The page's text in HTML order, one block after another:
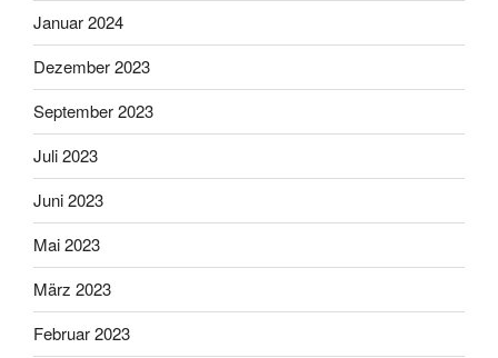
Januar 2024
Dezember 2023
September 2023
Juli 2023
Juni 2023
Mai 2023
März 2023
Februar 2023